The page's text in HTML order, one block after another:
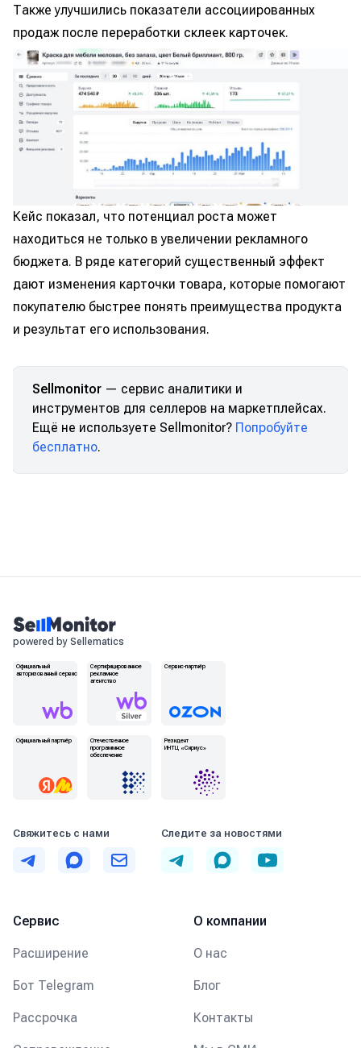
Также улучшились показатели ассоциированных
продаж после переработки склеек карточек.
Кейс показал, что потенциал роста может
находиться не только в увеличении рекламного
бюджета. В ряде категорий существенный эффект
дают изменения карточки товара, которые помогают
покупателю быстрее понять преимущества продукта
и результат его использования.
Sellmonitor — сервис аналитики и
инструментов для селлеров на маркетплейсах.
Ещё не используете Sellmonitor? Попробуйте
бесплатно.
powered by Sellematics
Официальный
авторизованный сервис
Сертифицированное
рекламное
агентство
Сервис-партнёр
Официальный партнёр
Отечественное
программное
обеспечение
Резидент
ИНТЦ «Сириус»
Свяжитесь с нами
TelegramMAX Email
Следите за новостями
TelegramMAX YouTube
Сервис
Расширение
Бот Telegram
Рассрочка
О компании
О нас
Блог
Контакты